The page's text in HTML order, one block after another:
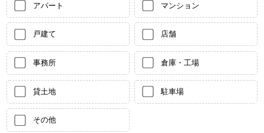
アパート マンション
戸建て 店舗
事務所 倉庫・工場
貸土地 駐車場
その他